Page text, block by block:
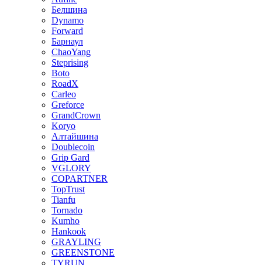
Белшина
Dynamo
Forward
Барнаул
ChaoYang
Steprising
Boto
RoadX
Carleo
Greforce
GrandCrown
Koryo
Алтайшина
Doublecoin
Grip Gard
VGLORY
COPARTNER
TopTrust
Tianfu
Tornado
Kumho
Hankook
GRAYLING
GREENSTONE
TYRUN